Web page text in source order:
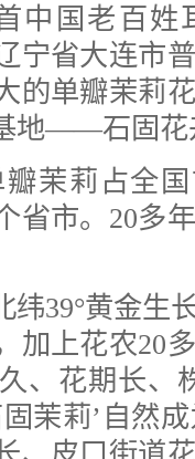
国老百姓
宁省大连市
的单瓣茉莉
地——石固花
莉占全国
省市。20多
39°黄金生
加上花农20
、花期长、
茉莉’自然